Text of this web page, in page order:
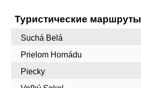
Туристические маршруты
Suchá Belá
Prielom Hornádu
Piecky